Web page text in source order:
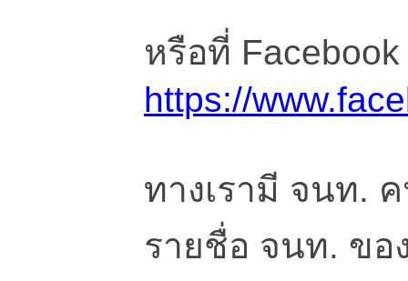
หรือที่ Facebook
https://
ทางเรามี จนท.
รายชื่อ จนท. ขอ